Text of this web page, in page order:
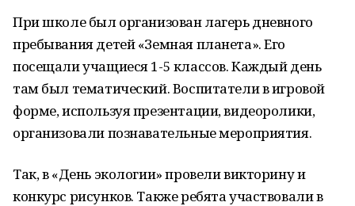
При школе был организован лагерь дневного
пребывания детей «Земная планета». Его
посещали учащиеся 1-5 классов. Каждый день
там был тематический. Воспитатели в игровой
форме, используя презентации, видеоролики,
организовали познавательные мероприятия.
Так, в «День экологии» провели викторину и
конкурс рисунков. Также ребята участвовали в